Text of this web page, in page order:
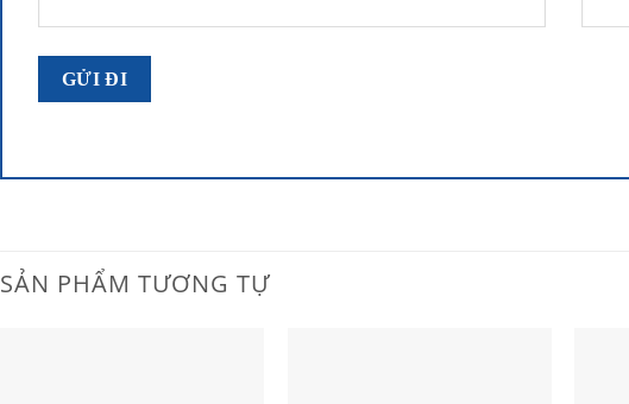
SẢN PHẨM TƯƠNG TỰ